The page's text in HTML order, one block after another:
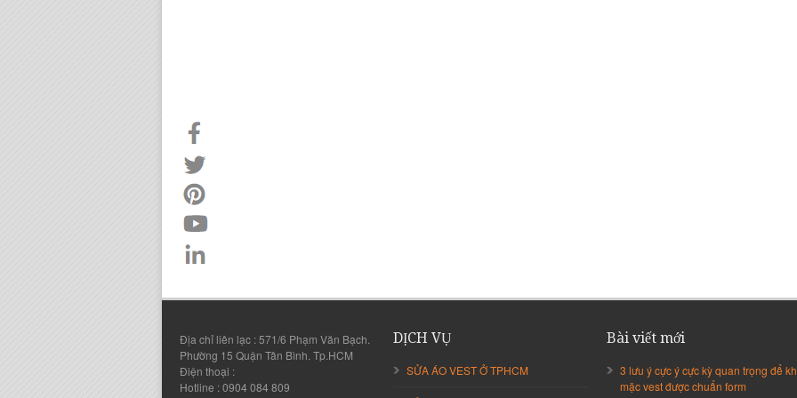
Địa chỉ liên lạc : 571/6 Phạm Văn Bạch.
Phường 15 Quận Tân Bình. Tp.HCM
Điện thoại :
Hotline : 0904 084 809
DỊCH VỤ
SỬA ÁO VEST Ở TPHCM
Bài viết mới
3 lưu ý cực ý cực kỳ quan trọng để
mặc vest được chuẩn form